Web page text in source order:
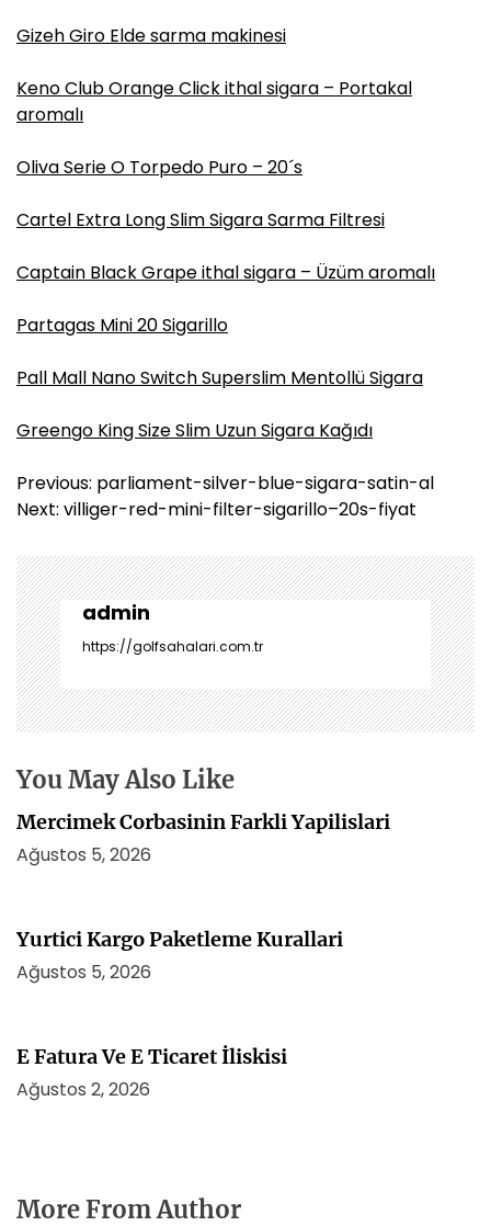
Gizeh Giro Elde sarma makinesi
Keno Club Orange Click ithal sigara – Portakal
aromalı
Oliva Serie O Torpedo Puro – 20´s
Cartel Extra Long Slim Sigara Sarma Filtresi
Captain Black Grape ithal sigara – Üzüm aromalı
Partagas Mini 20 Sigarillo
Pall Mall Nano Switch Superslim Mentollü Sigara
Greengo King Size Slim Uzun Sigara Kağıdı
Y
a
ı
g
e
z
i
n
m
s
i
Previous: parliament-silver-blue-sigara-satin-al
Next: villiger-red-mini-filter-sigarillo–20s-fiyat
admin
https://golfsahalari.com.tr
You May Also Like
Mercimek Corbasinin Farkli Yapilislari
Ağustos 5, 2026
Yurtici Kargo Paketleme Kurallari
Ağustos 5, 2026
E Fatura Ve E Ticaret İliskisi
Ağustos 2, 2026
More From Author